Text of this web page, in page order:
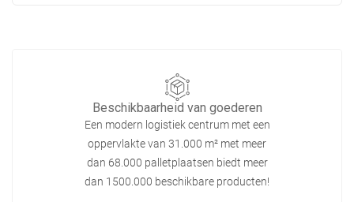
Beschikbaarheid van goederen
Een modern logistiek centrum met een
oppervlakte van 31.000 m² met meer
dan 68.000 palletplaatsen biedt meer
dan 1500.000 beschikbare producten!